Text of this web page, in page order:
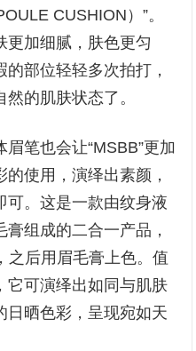
CUSHION）”。
更加细腻，肤色更匀
部位轻轻多次拍打，
的肌肤状态了。
笔也会让“MSBB”更加
使用，演绎出素颜，
可。这是一款由纹身液
组成的二合一产品，
之后用眉毛膏上色。值
它可演绎出如同与肌肤
日晒色彩，呈现宛如天